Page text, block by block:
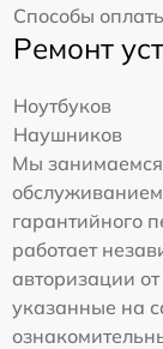
Способы
Ремонт
Ноутбуков
Наушников
Мы занимаемся
гарантийного
работает
авторизации
указанные на